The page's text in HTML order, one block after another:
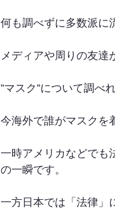
何も調べずに多数派に
メディアや周りの友達
”マスク”について調べ
今海外で誰がマスクを
一時アメリカなどでも
の一瞬です。
一方日本では「法律」